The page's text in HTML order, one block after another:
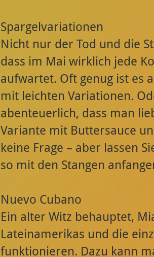
Spargelvariationen
Nicht nur der Tod und die
dass im Mai wirklich jede
aufwartet. Oft genug ist es
mit leichten Variationen.
abenteuerlich, dass man
Variante mit Buttersauce
keine Frage – aber lassen
so mit den Stangen
Nuevo Cubano
Ein alter Witz behauptet,
Lateinamerikas und die
funktionieren. Dazu kann